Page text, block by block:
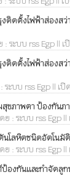
งติดตั้งไฟฟ้าส่อง
ระบบ rss Egp || เ
ติดตั้งไฟฟ้าส่องส
ะบบ rss Egp || เปิ
มสุขภาพตา ป้องกั
: ระบบ rss Egp
นโลหิตชนิดอัตโน
: ระบบ rss Egp ||
งกันและกำจัดลูก